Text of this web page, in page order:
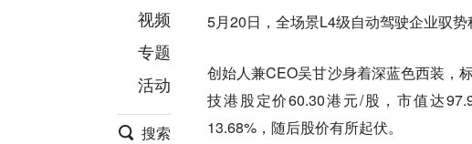
财经
项目推荐
安徽
视频
专题
活动
搜索
5月20日，全场景L4级自动驾驶企业驭
创始人兼CEO吴甘沙身着深蓝色西装，
技港股定价60.30港元/股，市值达
13.68%，随后股价有所起伏。